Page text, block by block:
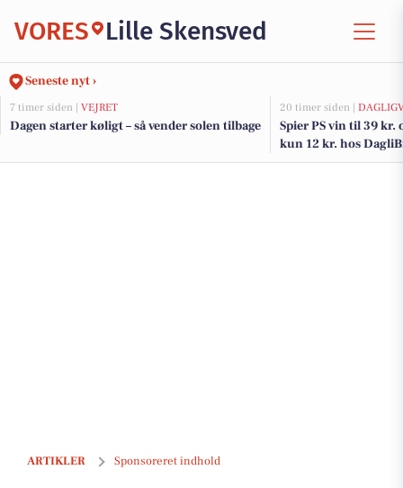
VORES Lille Skensved
Seneste nyt ›
7 timer siden | VEJRET
Dagen starter køligt – så vender solen tilbage
20 timer siden |
Spier PS vin til 39
kun 12 kr. hos
ARTIKLER Sponsoreret indhold
Flere danskere vælger camping i Norden – her er hvorfor